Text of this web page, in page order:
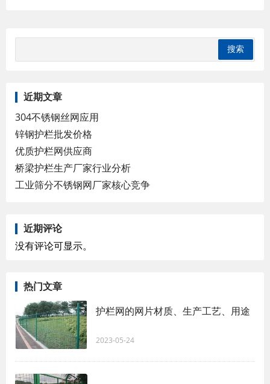
近期文章
304不锈钢丝网应用
锌钢护栏批发价格
优质护栏网供应商
桥梁护栏生产厂家行业分析
工业筛分不锈钢网厂家核心竞争
近期评论
没有评论可显示。
热门文章
护栏网的网片材质、生产工艺、用途
2023-05-24